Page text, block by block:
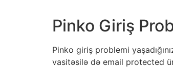
Pinko Giriş
Pinko giriş problemi
vasitəsilə də email protected